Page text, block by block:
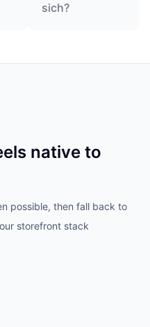
sich?
native to
possible, then fall back to
storefront stack